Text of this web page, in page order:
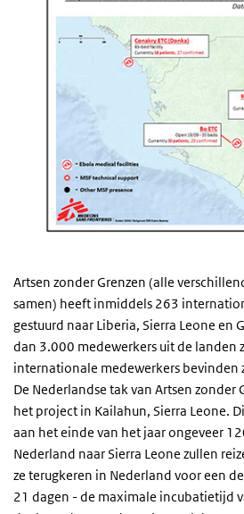
Artsen zonder Grenzen (alle
samen) heeft inmiddels 263
gestuurd naar Liberia, Sierra Leone en
dan 3.000 medewerkers uit de landen
internationale medewerkers bevinden
De Nederlandse tak van Artsen
het project in Kailahun, Sierra Leone.
aan het einde van het jaar ongeveer
Nederland naar Sierra Leone zullen
ze terugkeren in Nederland voor een
21 dagen - de maximale incubatietijd